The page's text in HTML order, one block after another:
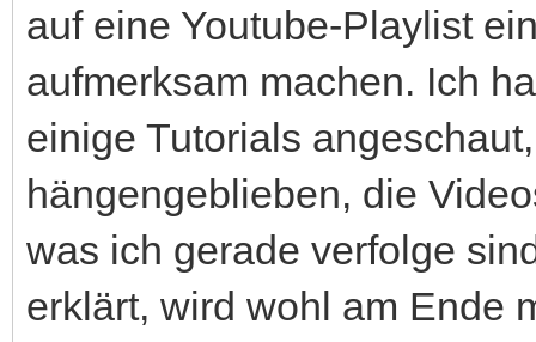
auf eine Youtube-Playlist
aufmerksam machen. Ich
einige Tutorials
hängengeblieben, die
was ich gerade verfolge
erklärt, wird wohl am Ende